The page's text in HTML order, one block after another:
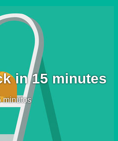
in 15 minutes
minutos